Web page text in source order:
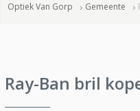
Optiek Van Gorp Gemeente
Ray-Ban bril